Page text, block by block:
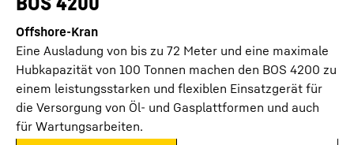
Offshore-Kran
Eine Ausladung von bis zu 72 Meter und eine maximale
Hubkapazität von 100 Tonnen machen den BOS 4200 zu
einem leistungsstarken und flexiblen Einsatzgerät für
die Versorgung von Öl- und Gasplattformen und auch
für Wartungsarbeiten.